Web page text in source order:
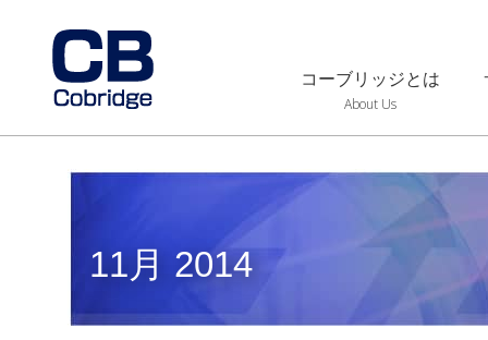
コーブリッジとは
About Us
11月 2014